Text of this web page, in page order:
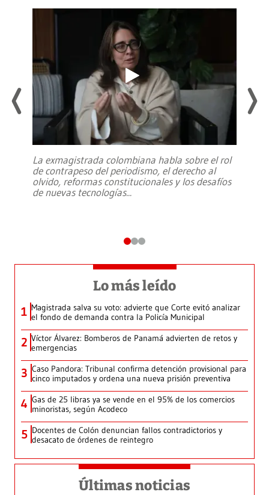
La exmagistrada colombiana habla sobre el rol
de contrapeso del periodismo, el derecho al
olvido, reformas constitucionales y los desafíos
de nuevas tecnologías...
Lo más leído
1 Magistrada salva su voto: advierte que Corte evitó analizar
el fondo de demanda contra la Policía Municipal
2 Víctor Álvarez: Bomberos de Panamá advierten de retos y
emergencias
3 Caso Pandora: Tribunal confirma detención provisional para
cinco imputados y ordena una nueva prisión preventiva
4 Gas de 25 libras ya se vende en el 95% de los comercios
minoristas, según Acodeco
5 Docentes de Colón denuncian fallos contradictorios y
desacato de órdenes de reintegro
Últimas noticias